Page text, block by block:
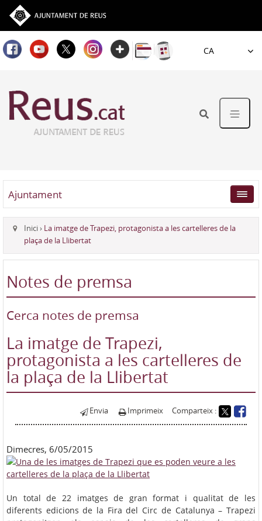
Idioma
Ajuntament
Inici› La imatge de Trapezi, protagonista a les cartelleres de la
plaça de la Llibertat
Notes de premsa
Cerca notes de premsa
La imatge de Trapezi,
protagonista a les cartelleres de
la plaça de la Llibertat
Envia Imprimeix Comparteix :
Dimecres, 6/05/2015
Un total de 22 imatges de gran format i qualitat de les
diferents edicions de la Fira del Circ de Catalunya – Trapezi